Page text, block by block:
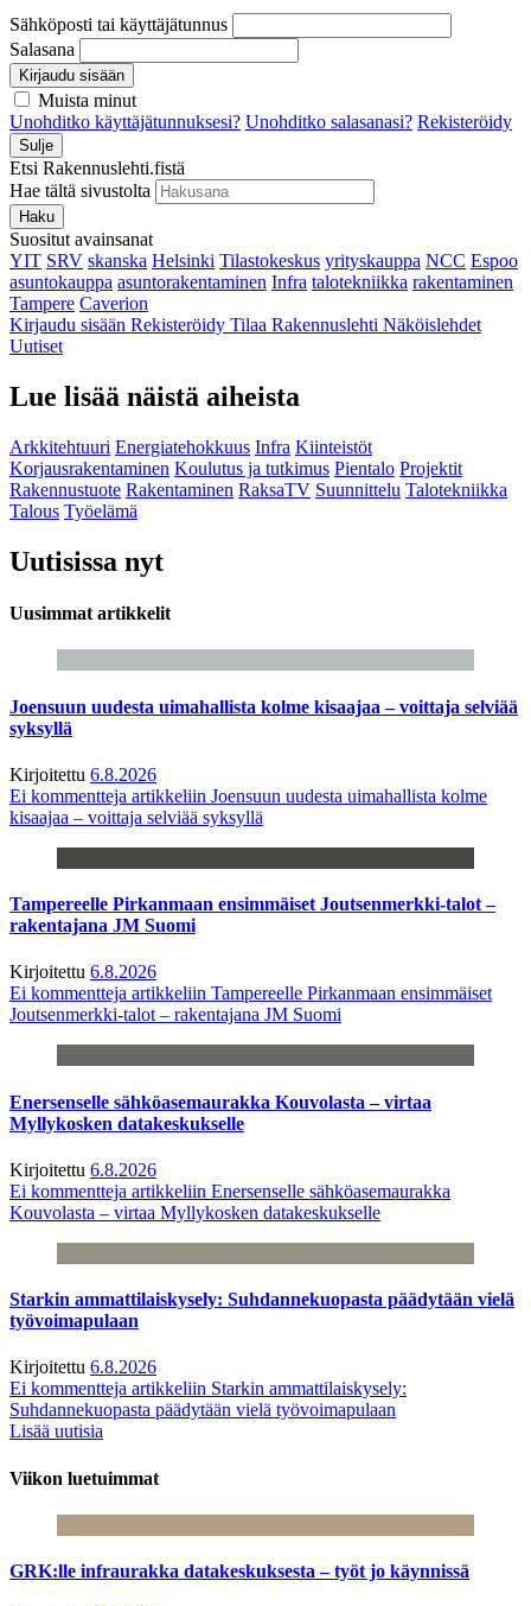
Sähköposti tai käyttäjätunnus
Salasana
Kirjaudu sisään
Muista minut
Unohditko käyttäjätunnuksesi? Unohditko salasanasi? Rekisteröidy
Sulje
Etsi Rakennuslehti.fistä
Hae tältä sivustolta
Haku
Suositut avainsanat
YIT SRV skanska Helsinki Tilastokeskus yrityskauppa NCC Espoo
asuntokauppa asuntorakentaminen Infra talotekniikka rakentaminen
Tampere Caverion
Kirjaudu sisään Rekisteröidy Tilaa Rakennuslehti Näköislehdet
Uutiset
Lue lisää näistä aiheista
Arkkitehtuuri Energiatehokkuus Infra Kiinteistöt
Korjausrakentaminen Koulutus ja tutkimus Pientalo Projektit
Rakennustuote Rakentaminen RaksaTV Suunnittelu Talotekniikka
Talous Työelämä
Uutisissa nyt
Uusimmat artikkelit
Joensuun uudesta uimahallista kolme kisaajaa – voittaja selviää
syksyllä
Kirjoitettu 6.8.2026
Ei kommentteja artikkeliin Joensuun uudesta uimahallista kolme
kisaajaa – voittaja selviää syksyllä
Tampereelle Pirkanmaan ensimmäiset Joutsenmerkki-talot –
rakentajana JM Suomi
Kirjoitettu 6.8.2026
Ei kommentteja artikkeliin Tampereelle Pirkanmaan ensimmäiset
Joutsenmerkki-talot – rakentajana JM Suomi
Enersenselle sähköasemaurakka Kouvolasta – virtaa
Myllykosken datakeskukselle
Kirjoitettu 6.8.2026
Ei kommentteja artikkeliin Enersenselle sähköasemaurakka
Kouvolasta – virtaa Myllykosken datakeskukselle
Starkin ammattilaiskysely: Suhdannekuopasta päädytään vielä
työvoimapulaan
Kirjoitettu 6.8.2026
Ei kommentteja artikkeliin Starkin ammattilaiskysely:
Suhdannekuopasta päädytään vielä työvoimapulaan
Lisää uutisia
Viikon luetuimmat
GRK:lle infraurakka datakeskuksesta – työt jo käynnissä